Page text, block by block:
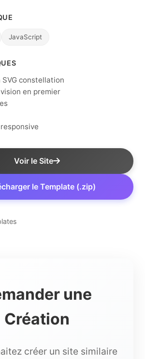
JavaScript
constellation
en premier
Voir le Site
le Template (.zip)
une
Création
créer un site similaire